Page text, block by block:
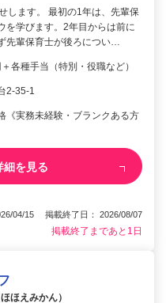
します。 最初の1年は、先輩保
を学びます。2年目からは前に
先輩保育士が後ろについ…
各種手当（特別・役職など）
2-35-1
《実務未経験・ブランクある方
細を見る
04/15 掲載終了日： 2026/08/07
掲載終了まであと1日
ほえみかん）